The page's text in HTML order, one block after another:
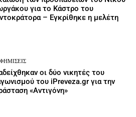
για το Κάστρο του
– Εγκρίθηκε η μελέτη
οι δύο νικητές του
του iPreveza.gr για την
«Αντιγόνη»